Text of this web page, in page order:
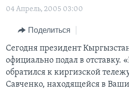
Перейти
навигации
Перейти
поиск
АМЕРИКА
НОВОСТИ ЗА МИНУТУ
ИТОГИ
ПОЧЕМУ ЭТО ВАЖНО?
ДИСКУССИЯ VOA
ПРОЕКТЫ
УЧИМ АНГЛИЙСКИЙ
НАША АМЕРИКАНСКАЯ ИСТОРИЯ
А КАК В АМЕРИКЕ?
АРТЕФАКТЫ
ЭКСПЕРТИЗА
ИНТЕРВЬЮ
ФАКТЫ ПРОТИВ ФЕЙКОВ
ЗА СВОБОДУ ПРЕССЫ
04 Апрель, 2005 03:00
Поделиться
Сегодня президент
официально подал в отставку.
обратился к киргизской
Савченко, находящейся в